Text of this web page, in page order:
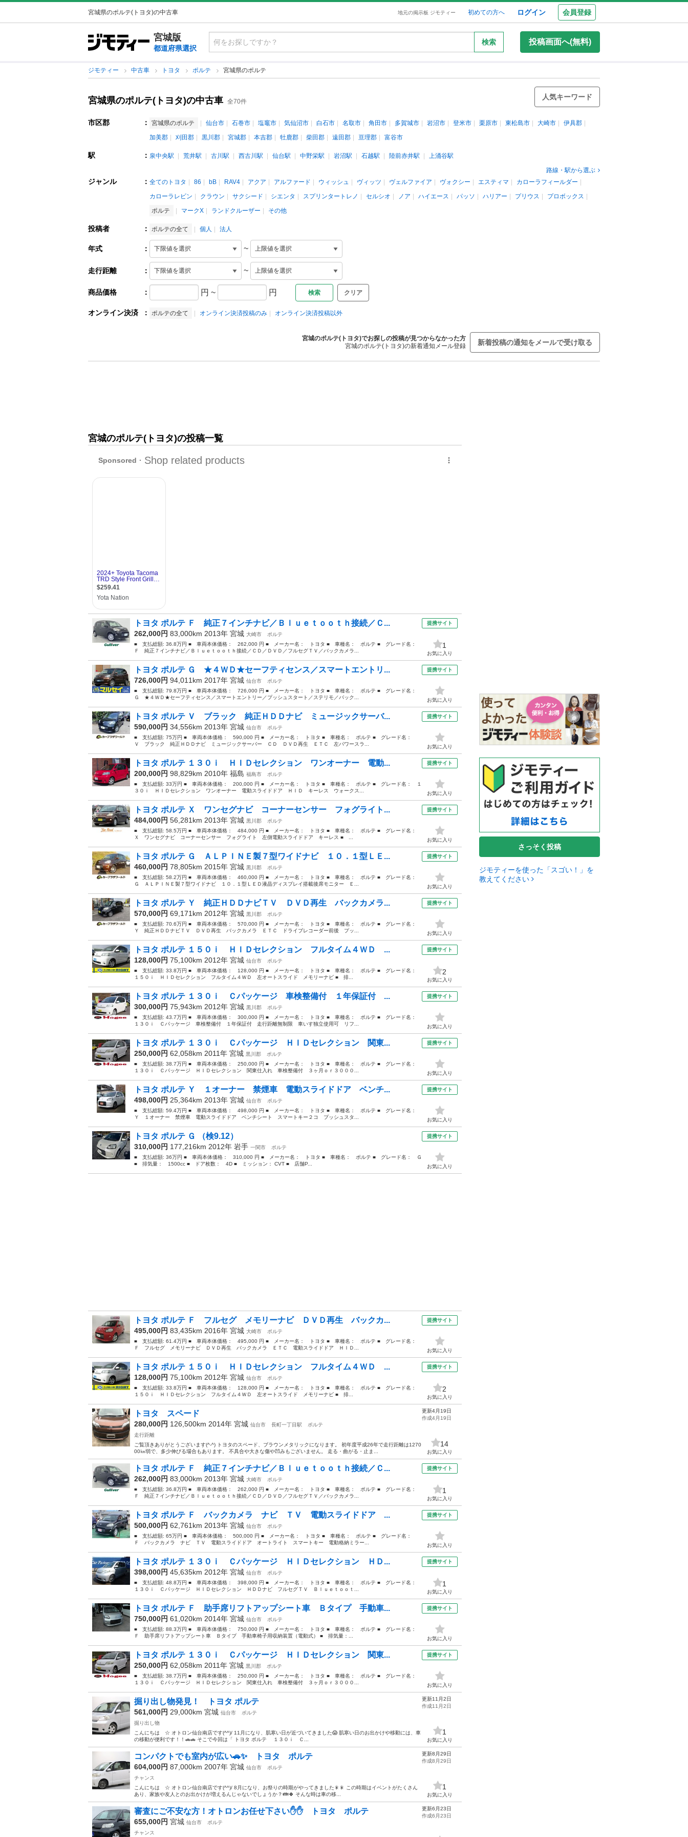
宮城県のポルテ(トヨタ)の中古車 地元の掲示板 ジモティー 初めての方へ ログイン 会員登録
宮城版
都道府県選択
検索 投稿画面へ(無料)
ジモティー 中古車 トヨタ ポルテ 宮城県のポルテ
宮城県のポルテ(トヨタ)の中古車 全70件
人気キーワード
市区郡 ： 宮城県のポルテ 仙台市 石巻市 塩竈市 気仙沼市 白石市 名取市 角田市 多賀城市 岩沼市 登米市 栗原市 東松島市 大崎市
伊具郡
加美郡
刈田郡 黒川郡 宮城郡 本吉郡 牡鹿郡 柴田郡 遠田郡 亘理郡 富谷市
駅 ： 泉中央駅 荒井駅 古川駅 西古川駅 仙台駅 中野栄駅 岩沼駅 石越駅 陸前赤井駅
上涌谷駅
路線・駅から選ぶ
ジャンル ： 全てのトヨタ 86 bB RAV4 アクア アルファード ウィッシュ ヴィッツ ヴェルファイア ヴォクシー エスティマ
カローラフィールダー
カローラレビン
クラウン サクシード シエンタ スプリンタートレノ セルシオ ノア ハイエース パッソ ハリアー プリウス
プロボックス
ポルテ
マークX ランドクルーザー その他
投稿者 ： ポルテの全て 個人 法人
年式 ： ~
走行距離 ： ~
商品価格 ： 円 ~ 円 クリア
オンライン決済 ： ポルテの全て オンライン決済投稿のみ オンライン決済投稿以外
宮城のポルテ(トヨタ)でお探しの投稿が見つからなかった方
宮城のポルテ(トヨタ)の新着通知メール登録
新着投稿の通知をメールで受け取る
宮城のポルテ(トヨタ)の投稿一覧
トヨタ ポルテ Ｆ 純正７インチナビ／Ｂｌｕｅｔｏｏｔｈ接続／Ｃ...
262,000円 83,000km 2013年 宮城 大崎市
ポルテ
■ 支払総額: 36.8万円 ■ 車両本体価格： 262,000 円 ■ メーカー名： トヨタ ■ 車種名： ポルテ ■ グレード名：
Ｆ 純正７インチナビ／Ｂｌｕｅｔｏｏｔｈ接続／ＣＤ／ＤＶＤ／フルセグＴＶ／バックカメラ...
提携サイト
1
お気に入り
トヨタ ポルテ Ｇ ★４ＷＤ★セーフティセンス／スマートエントリ...
726,000円 94,011km 2017年 宮城 仙台市
ポルテ
■ 支払総額: 79.8万円 ■ 車両本体価格： 726,000 円 ■ メーカー名： トヨタ ■ 車種名： ポルテ ■ グレード名：
Ｇ ★４ＷＤ★セーフティセンス／スマートエントリー／プッシュスタート／ステリモ／バック...
提携サイト
お気に入り
トヨタ ポルテ Ｖ ブラック 純正ＨＤＤナビ ミュージックサーバ...
590,000円 34,556km 2013年 宮城 仙台市
ポルテ
■ 支払総額: 75万円 ■ 車両本体価格： 590,000 円 ■ メーカー名： トヨタ ■ 車種名： ポルテ ■ グレード名：
Ｖ ブラック 純正ＨＤＤナビ ミュージックサーバー ＣＤ ＤＶＤ再生 ＥＴＣ 左パワースラ...
提携サイト
お気に入り
トヨタ ポルテ １３０ｉ ＨＩＤセレクション ワンオーナー 電動...
200,000円 98,829km 2010年 福島 福島市
ポルテ
■ 支払総額: 33万円 ■ 車両本体価格： 200,000 円 ■ メーカー名： トヨタ ■ 車種名： ポルテ ■ グレード名： １
３０ｉ ＨＩＤセレクション ワンオーナー 電動スライドドア ＨＩＤ キーレス ウォークス...
提携サイト
お気に入り
トヨタ ポルテ Ｘ ワンセグナビ コーナーセンサー フォグライト...
484,000円 56,281km 2013年 宮城 黒川郡
ポルテ
■ 支払総額: 58.5万円 ■ 車両本体価格： 484,000 円 ■ メーカー名： トヨタ ■ 車種名： ポルテ ■ グレード名：
Ｘ ワンセグナビ コーナーセンサー フォグライト 左側電動スライドドア キーレス ■ ...
提携サイト
お気に入り
トヨタ ポルテ Ｇ ＡＬＰＩＮＥ製７型ワイドナビ １０．１型ＬＥ...
460,000円 78,805km 2015年 宮城 黒川郡
ポルテ
■ 支払総額: 58.2万円 ■ 車両本体価格： 460,000 円 ■ メーカー名： トヨタ ■ 車種名： ポルテ ■ グレード名：
Ｇ ＡＬＰＩＮＥ製７型ワイドナビ １０．１型ＬＥＤ液晶ディスプレイ搭載後席モニター Ｅ...
提携サイト
お気に入り
トヨタ ポルテ Ｙ 純正ＨＤＤナビＴＶ ＤＶＤ再生 バックカメラ...
570,000円 69,171km 2012年 宮城 黒川郡
ポルテ
■ 支払総額: 70.6万円 ■ 車両本体価格： 570,000 円 ■ メーカー名： トヨタ ■ 車種名： ポルテ ■ グレード名：
Ｙ 純正ＨＤＤナビＴＶ ＤＶＤ再生 バックカメラ ＥＴＣ ドライブレコーダー前後 プッ...
提携サイト
お気に入り
トヨタ ポルテ １５０ｉ ＨＩＤセレクション フルタイム４ＷＤ ...
128,000円 75,100km 2012年 宮城 仙台市
ポルテ
■ 支払総額: 33.8万円 ■ 車両本体価格： 128,000 円 ■ メーカー名： トヨタ ■ 車種名： ポルテ ■ グレード名：
１５０ｉ ＨＩＤセレクション フルタイム４ＷＤ 左オートスライド メモリーナビ ■ 排...
提携サイト
2
お気に入り
トヨタ ポルテ １３０ｉ Ｃパッケージ 車検整備付 １年保証付 ...
300,000円 75,943km 2012年 宮城 黒川郡
ポルテ
■ 支払総額: 43.7万円 ■ 車両本体価格： 300,000 円 ■ メーカー名： トヨタ ■ 車種名： ポルテ ■ グレード名：
１３０ｉ Ｃパッケージ 車検整備付 １年保証付 走行距離無制限 車いす独立使用可 リフ...
提携サイト
お気に入り
トヨタ ポルテ １３０ｉ Ｃパッケージ ＨＩＤセレクション 関東...
250,000円 62,058km 2011年 宮城 黒川郡
ポルテ
■ 支払総額: 38.7万円 ■ 車両本体価格： 250,000 円 ■ メーカー名： トヨタ ■ 車種名： ポルテ ■ グレード名：
１３０ｉ Ｃパッケージ ＨＩＤセレクション 関東仕入れ 車検整備付 ３ヶ月ｏｒ３０００...
提携サイト
お気に入り
トヨタ ポルテ Ｙ １オーナー 禁煙車 電動スライドドア ベンチ...
498,000円 25,364km 2013年 宮城 仙台市
ポルテ
■ 支払総額: 59.4万円 ■ 車両本体価格： 498,000 円 ■ メーカー名： トヨタ ■ 車種名： ポルテ ■ グレード名：
Ｙ １オーナー 禁煙車 電動スライドドア ベンチシート スマートキー２コ プッシュスタ...
提携サイト
お気に入り
トヨタ ポルテ Ｇ （検9.12）
310,000円 177,216km 2012年 岩手 一関市
ポルテ
■ 支払総額: 36万円 ■ 車両本体価格： 310,000 円 ■ メーカー名： トヨタ ■ 車種名： ポルテ ■ グレード名： Ｇ
■ 排気量： 1500cc ■ ドア枚数： 4D ■ ミッション： CVT ■ 店舗P...
提携サイト
お気に入り
トヨタ ポルテ Ｆ フルセグ メモリーナビ ＤＶＤ再生 バックカ...
495,000円 83,435km 2016年 宮城 大崎市
ポルテ
■ 支払総額: 61.4万円 ■ 車両本体価格： 495,000 円 ■ メーカー名： トヨタ ■ 車種名： ポルテ ■ グレード名：
Ｆ フルセグ メモリーナビ ＤＶＤ再生 バックカメラ ＥＴＣ 電動スライドドア ＨＩＤ...
提携サイト
お気に入り
トヨタ ポルテ １５０ｉ ＨＩＤセレクション フルタイム４ＷＤ ...
128,000円 75,100km 2012年 宮城 仙台市
ポルテ
■ 支払総額: 33.8万円 ■ 車両本体価格： 128,000 円 ■ メーカー名： トヨタ ■ 車種名： ポルテ ■ グレード名：
１５０ｉ ＨＩＤセレクション フルタイム４ＷＤ 左オートスライド メモリーナビ ■ 排...
提携サイト
2
お気に入り
トヨタ スペード
280,000円 126,500km 2014年 宮城 仙台市 長町一丁目駅
ポルテ
走行距離
ご覧頂きありがとうございます(^-^) トヨタのスペード、ブラウンメタリックになります。 初年度平成26年で走行距離は1270
00㎞弱で、多少伸びる場合もあります。 不具合や大きな傷や凹みもございません。 走る・曲がる・止ま...
更新4月19日
作成4月19日
14
お気に入り
トヨタ ポルテ Ｆ 純正７インチナビ／Ｂｌｕｅｔｏｏｔｈ接続／Ｃ...
262,000円 83,000km 2013年 宮城 大崎市
ポルテ
■ 支払総額: 36.8万円 ■ 車両本体価格： 262,000 円 ■ メーカー名： トヨタ ■ 車種名： ポルテ ■ グレード名：
Ｆ 純正７インチナビ／Ｂｌｕｅｔｏｏｔｈ接続／ＣＤ／ＤＶＤ／フルセグＴＶ／バックカメラ...
提携サイト
1
お気に入り
トヨタ ポルテ Ｆ バックカメラ ナビ ＴＶ 電動スライドドア ...
500,000円 62,761km 2013年 宮城 仙台市
ポルテ
■ 支払総額: 65万円 ■ 車両本体価格： 500,000 円 ■ メーカー名： トヨタ ■ 車種名： ポルテ ■ グレード名：
Ｆ バックカメラ ナビ ＴＶ 電動スライドドア オートライト スマートキー 電動格納ミラー...
提携サイト
お気に入り
トヨタ ポルテ １３０ｉ Ｃパッケージ ＨＩＤセレクション ＨＤ...
398,000円 45,635km 2012年 宮城 仙台市
ポルテ
■ 支払総額: 48.8万円 ■ 車両本体価格： 398,000 円 ■ メーカー名： トヨタ ■ 車種名： ポルテ ■ グレード名：
１３０ｉ Ｃパッケージ ＨＩＤセレクション ＨＤＤナビ フルセグＴＶ Ｂｌｕｅｔｏｏｔ...
提携サイト
1
お気に入り
トヨタ ポルテ Ｆ 助手席リフトアップシート車 Ｂタイプ 手動車...
750,000円 61,020km 2014年 宮城 仙台市
ポルテ
■ 支払総額: 88.3万円 ■ 車両本体価格： 750,000 円 ■ メーカー名： トヨタ ■ 車種名： ポルテ ■ グレード名：
Ｆ 助手席リフトアップシート車 Ｂタイプ 手動車椅子用収納装置（電動式） ■ 排気量：...
提携サイト
お気に入り
トヨタ ポルテ １３０ｉ Ｃパッケージ ＨＩＤセレクション 関東...
250,000円 62,058km 2011年 宮城 黒川郡
ポルテ
■ 支払総額: 38.7万円 ■ 車両本体価格： 250,000 円 ■ メーカー名： トヨタ ■ 車種名： ポルテ ■ グレード名：
１３０ｉ Ｃパッケージ ＨＩＤセレクション 関東仕入れ 車検整備付 ３ヶ月ｏｒ３０００...
提携サイト
お気に入り
掘り出し物発見！ トヨタ ポルテ
561,000円 29,000km 宮城 仙台市
ポルテ
掘り出し物
こんにちは ☆ オトロン仙台南店です(^^)/ 11月になり、肌寒い日が近づいてきました😱 肌寒い日のお出かけや移動には、車
の移動が便利です！！🚗🚗 そこで今回は「 トヨタ ポルテ １３０ｉ Ｃ...
更新11月2日
作成11月2日
1
お気に入り
コンパクトでも室内が広い🚗✨ トヨタ ポルテ
604,000円 87,000km 2007年 宮城 仙台市
ポルテ
チャンス
こんにちは ☆ オトロン仙台南店です(^^)/ 8月になり、お祭りの時期がやってきました🎇🎇 この時期はイベントがたくさん
あり、家族や友人とのお出かけが増えるんじゃないでしょうか？👪🍀 そんな時は車の移...
更新8月29日
作成8月29日
1
お気に入り
審査にご不安な方！オトロンお任せ下さい✋✋ トヨタ ポルテ
655,000円 宮城 仙台市
ポルテ
チャンス
更新6月23日
作成6月23日
さっそく投稿
ジモティーを使った「スゴい！」を
教えてください